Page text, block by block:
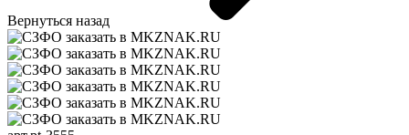
Вернуться назад